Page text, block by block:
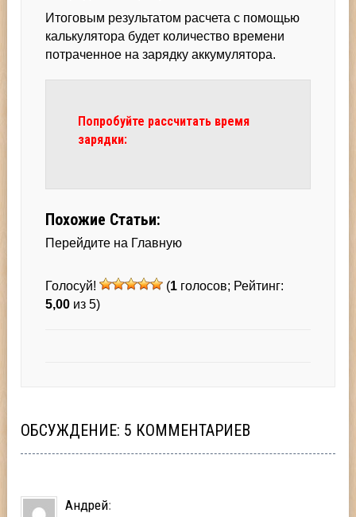
Итоговым результатом расчета с помощью
калькулятора будет количество времени
потраченное на зарядку аккумулятора.
Попробуйте рассчитать время
зарядки:
Похожие Статьи:
Перейдите на Главную
Голосуй! (1 голосов; Рейтинг:
5,00 из 5)
ОБСУЖДЕНИЕ: 5 КОММЕНТАРИЕВ
Андрей: